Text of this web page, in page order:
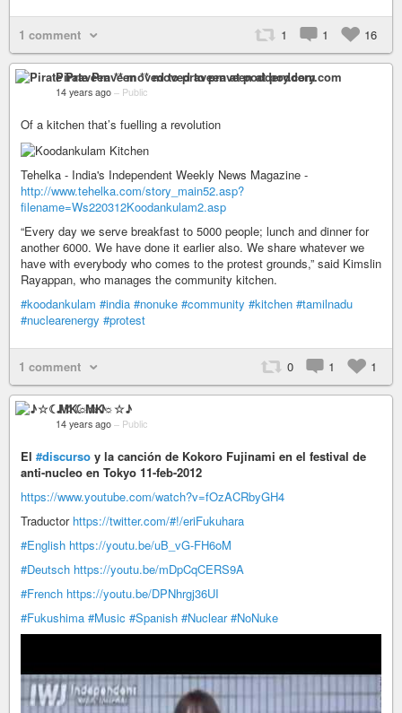
1 comment 1 1 16
Pirate Praveen ** moved to praveen at poddery.com
14 years ago – Public
Of a kitchen that’s fuelling a revolution
Tehelka - India's Independent Weekly News Magazine -
http://www.tehelka.com/story_main52.asp?
filename=Ws220312Koodankulam2.asp
“Every day we serve breakfast to 5000 people; lunch and dinner for
another 6000. We have done it earlier also. We share whatever we
have with everybody who comes to the protest grounds,” said Kimslin
Rayappan, who manages the community kitchen.
#koodankulam #india #nonuke #community #kitchen #tamilnadu
#nuclearenergy #protest
1 comment 0 1 1
♪☆☾MK☼☆♪
14 years ago – Public
El #discurso y la canción de Kokoro Fujinami en el festival de
anti-nucleo en Tokyo 11-feb-2012
https://www.youtube.com/watch?v=fOzACRbyGH4
Traductor https://twitter.com/#!/eriFukuhara
#English https://youtu.be/uB_vG-FH6oM
#Deutsch https://youtu.be/mDpCqCERS9A
#French https://youtu.be/DPNhrgj36UI
#Fukushima #Music #Spanish #Nuclear #NoNuke